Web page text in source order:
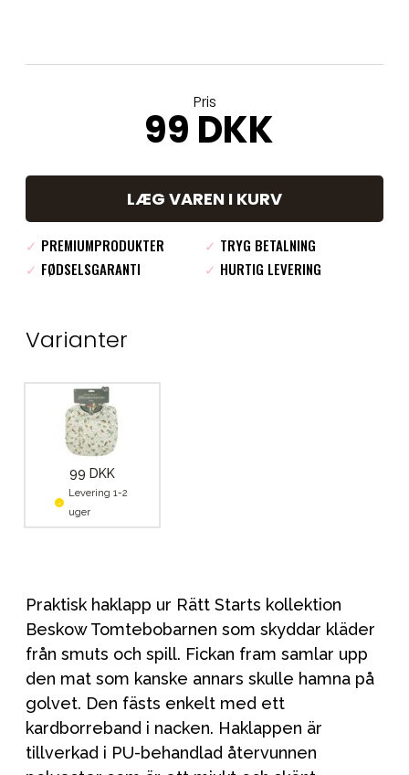
Pris
99 DKK
LÆG VAREN I KURV
✓ PREMIUMPRODUKTER ✓ TRYG BETALNING
✓ FØDSELSGARANTI ✓ HURTIG LEVERING
Varianter
99 DKK
Levering 1-2
uger
Praktisk haklapp ur Rätt Starts kollektion
Beskow Tomtebobarnen som skyddar kläder
från smuts och spill. Fickan fram samlar upp
den mat som kanske annars skulle hamna på
golvet. Den fästs enkelt med ett
kardborreband i nacken. Haklappen är
tillverkad i PU-behandlad återvunnen